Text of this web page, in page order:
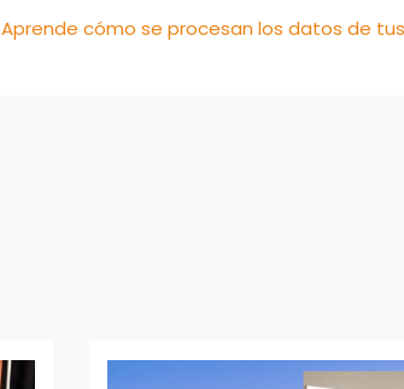
Aprende cómo se procesan los datos de